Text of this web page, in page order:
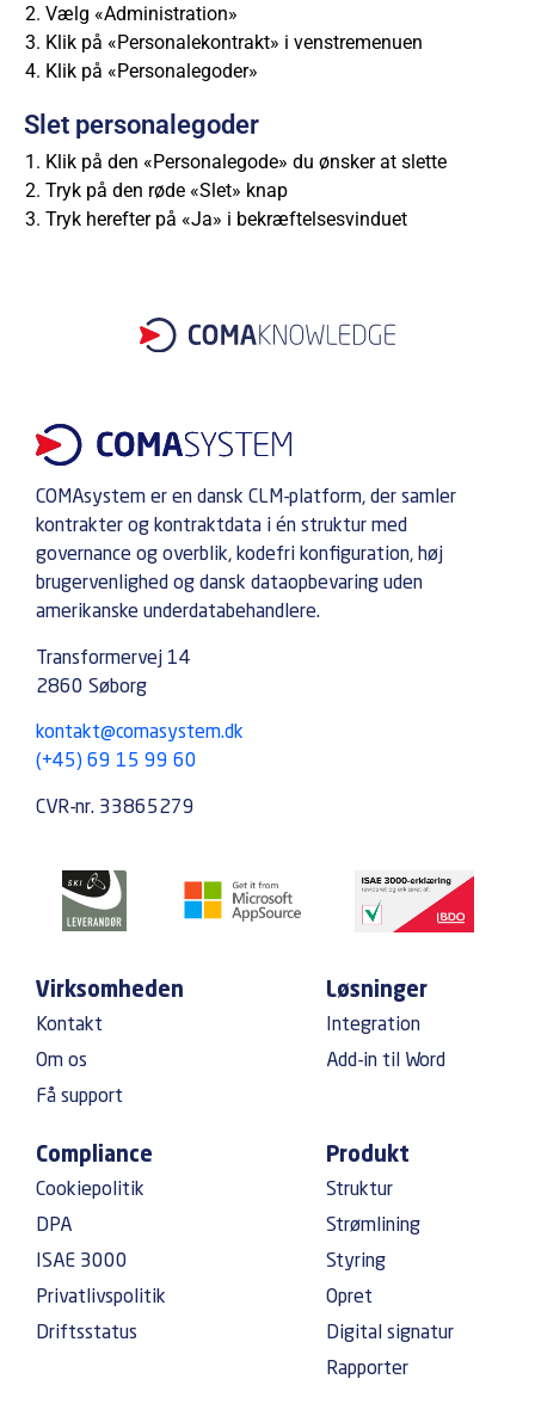
Vælg «Administration»
Klik på «Personalekontrakt» i venstremenuen
Klik på «Personalegoder»
Slet personalegoder
Klik på den «Personalegode» du ønsker at slette
Tryk på den røde «Slet» knap
Tryk herefter på «Ja» i bekræftelsesvinduet
COMAsystem er en dansk CLM-platform, der samler
kontrakter og kontraktdata i én struktur med
governance og overblik, kodefri konfiguration, høj
brugervenlighed og dansk dataopbevaring uden
amerikanske underdatabehandlere.
Transformervej 14
2860 Søborg
kontakt@comasystem.dk
(+45) 69 15 99 60
CVR-nr. 33865279
Virksomheden
Kontakt
Om os
Få support
Løsninger
Integration
Add-in til Word
Compliance
Cookiepolitik
DPA
ISAE 3000
Privatlivspolitik
Driftsstatus
Produkt
Struktur
Strømlining
Styring
Opret
Digital signatur
Rapporter